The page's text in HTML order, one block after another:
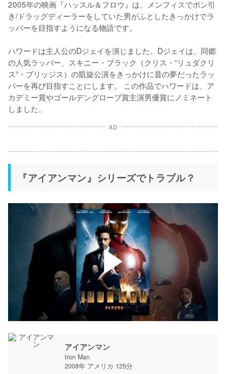
2005年の映画『ハッスル＆フロウ』は、メンフィスでポン引
き/ドラッグディーラーをしていた男がふとしたきっかけでラ
ッパーを目指すようになる物語です。
ハワードは主人公のDジェイを演じました。Dジェイは、同郷
の人気ラッパー、スキニー・ブラック（クリス・“リュダクリ
ス”・ブリッジス）の凱旋公演をきっかけに昔の夢だったラッ
パーを再び目指すことにします。 この作品でハワードは、ア
カデミー賞やゴールデングローブ賞主演男優賞にノミネート
しました。
AD
『アイアンマン』シリーズでトラブル？
アイアンマン
Iron Man
2008年 アメリカ 125分